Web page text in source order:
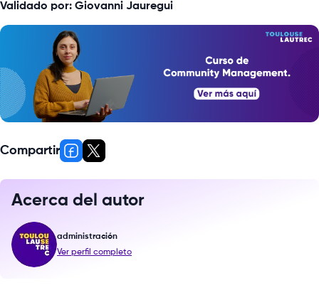
Validado por: Giovanni Jauregui
Compartir
Acerca del autor
administración
Ver perfil completo